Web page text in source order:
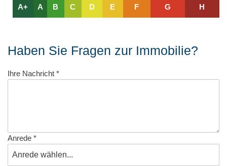
A+ A B C D E F G H
Haben Sie Fragen zur Immobilie?
Ihre Nachricht *
Anrede *